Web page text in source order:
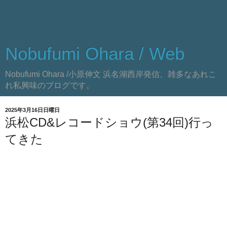
Nobufumi Ohara / Web
Nobufumi Ohara /小原伸文 浜名湖西岸発信、雑多なあれこ
れ私興味のブログです。
2025年3月16日日曜日
浜松CD&レコードショウ(第34回)行っ
てきた